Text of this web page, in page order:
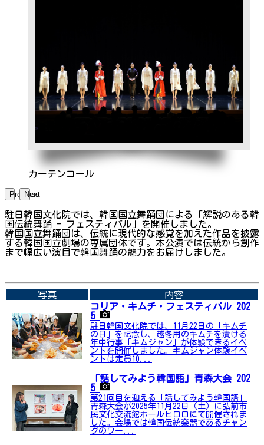
カーテンコール
Previous
Next
駐日韓国文化院では、韓国国立舞踊団による「解説のある韓
国伝統舞踊 - フェスティバル」を開催しました。
韓国国立舞踊団は、伝統に現代的な感覚を加えた作品を披露
する韓国国立劇場の専属団体です。本公演では伝統から創作
まで幅広い演目で韓国舞踊の魅力をお届けしました。
写真
内容
コリア・キムチ・フェスティバル 202
5
駐日韓国文化院では、11月22日の「キムチ
の日」を記念し、越冬用のキムチを漬ける
年中行事「キムジャン」が体験できるイベ
ントを開催しました。キムジャン体験イベ
ントは定員10...
「話してみよう韓国語」青森大会 202
5
第21回目を迎える「話してみよう韓国語」
青森大会が2025年11月22日（土）に弘前市
民文化交流館ホールヒロロにて開催されま
した。会場では韓国伝統楽器であるチャン
グのワー...